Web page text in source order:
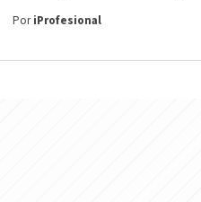
PoriProfesional